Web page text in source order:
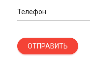
Телефон
ОТПРАВИТЬ